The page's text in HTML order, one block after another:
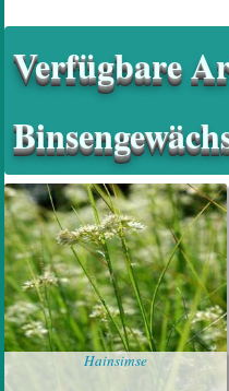
Verfügbare
Hainsimse